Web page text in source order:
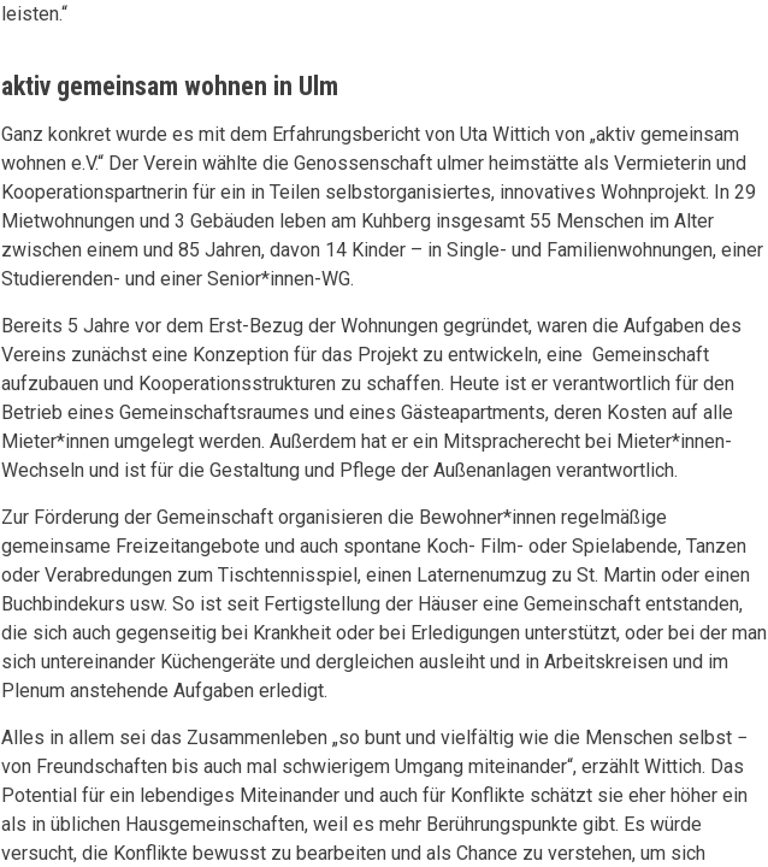
leisten.“
aktiv gemeinsam wohnen in Ulm
Ganz konkret wurde es mit dem Erfahrungsbericht von Uta Wittich von „aktiv gemeinsam
wohnen e.V.“ Der Verein wählte die Genossenschaft ulmer heimstätte als Vermieterin und
Kooperationspartnerin für ein in Teilen selbstorganisiertes, innovatives Wohnprojekt. In 29
Mietwohnungen und 3 Gebäuden leben am Kuhberg insgesamt 55 Menschen im Alter
zwischen einem und 85 Jahren, davon 14 Kinder – in Single- und Familienwohnungen, einer
Studierenden- und einer Senior*innen-WG.
Bereits 5 Jahre vor dem Erst-Bezug der Wohnungen gegründet, waren die Aufgaben des
Vereins zunächst eine Konzeption für das Projekt zu entwickeln, eine Gemeinschaft
aufzubauen und Kooperationsstrukturen zu schaffen. Heute ist er verantwortlich für den
Betrieb eines Gemeinschaftsraumes und eines Gästeapartments, deren Kosten auf alle
Mieter*innen umgelegt werden. Außerdem hat er ein Mitspracherecht bei Mieter*innen-
Wechseln und ist für die Gestaltung und Pflege der Außenanlagen verantwortlich.
Zur Förderung der Gemeinschaft organisieren die Bewohner*innen regelmäßige
gemeinsame Freizeitangebote und auch spontane Koch- Film- oder Spielabende, Tanzen
oder Verabredungen zum Tischtennisspiel, einen Laternenumzug zu St. Martin oder einen
Buchbindekurs usw. So ist seit Fertigstellung der Häuser eine Gemeinschaft entstanden,
die sich auch gegenseitig bei Krankheit oder bei Erledigungen unterstützt, oder bei der man
sich untereinander Küchengeräte und dergleichen ausleiht und in Arbeitskreisen und im
Plenum anstehende Aufgaben erledigt.
Alles in allem sei das Zusammenleben „so bunt und vielfältig wie die Menschen selbst −
von Freundschaften bis auch mal schwierigem Umgang miteinander“, erzählt Wittich. Das
Potential für ein lebendiges Miteinander und auch für Konflikte schätzt sie eher höher ein
als in üblichen Hausgemeinschaften, weil es mehr Berührungspunkte gibt. Es würde
versucht, die Konflikte bewusst zu bearbeiten und als Chance zu verstehen, um sich